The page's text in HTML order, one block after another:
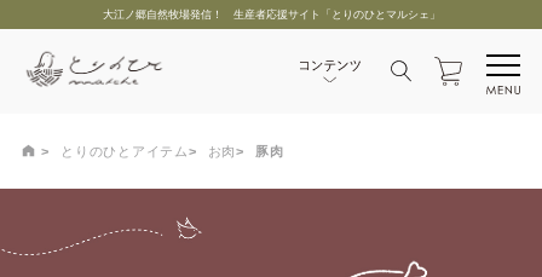
大江ノ郷自然牧場発信！ 生産者応援サイト「とりのひとマルシェ」
とりのひとアイテム お肉 豚肉